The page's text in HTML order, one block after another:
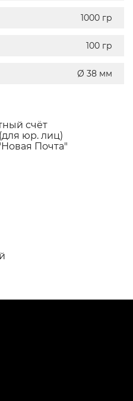
1000 гр
100 гр
Ø 38 мм
счёт
юр. лиц)
Почта"